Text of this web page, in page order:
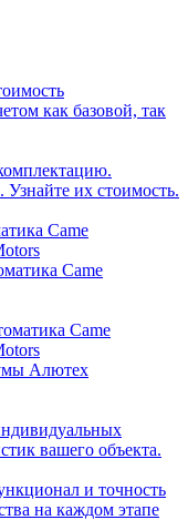
как базовой, так
их стоимость.
Came
Came
Came
Алютех
вашего объекта.
и точность
на каждом этапе